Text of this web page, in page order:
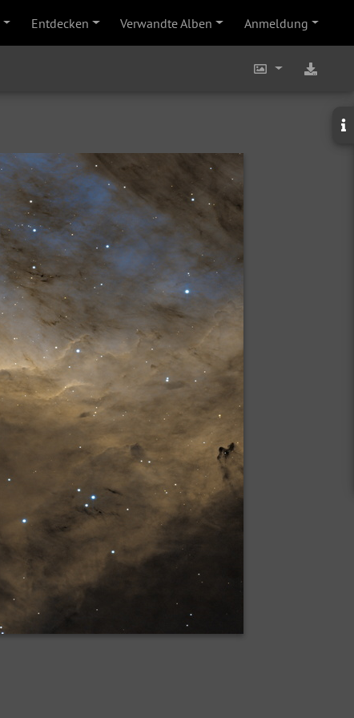
Entdecken Verwandte Alben Anmeldung